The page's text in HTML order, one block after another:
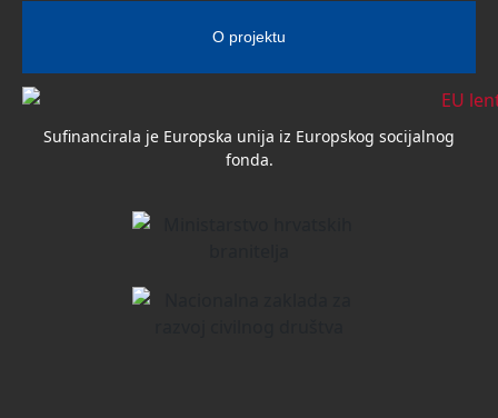
O projektu
Sufinancirala je Europska unija iz Europskog socijalnog
fonda.